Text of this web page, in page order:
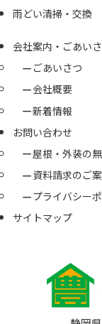
雨どい清掃・交換
会社案内・ごあい
ごあいさつ
会社概要
新着情報
お問い合わせ
屋根・外装の
資料請求のご
プライバシー
サイトマップ